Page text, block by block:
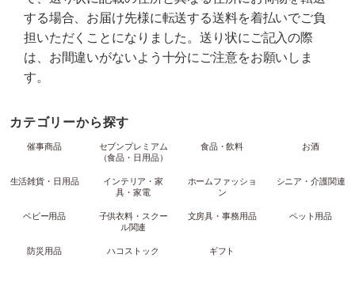
する場合、お届け先様に転送する送料を着払いでご負
担いただくことになりました。送り状にご記入の際
は、お間違いがないよう十分にご注意をお願いしま
す。
カテゴリーから探す
催事商品
セブンプレミアム
（食品・日用品）
食品・飲料 お酒
生活雑貨・日用品
インテリア・家
具・家電
ホームファッショ
ン
シニア・介護関連
ベビー用品
子供衣料・スクー
ル関連
文房具・事務用品 ペット用品
防災用品 ハコストック ギフト